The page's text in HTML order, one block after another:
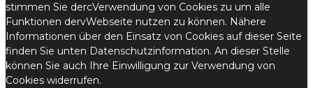
stimmen Sie dercVerwendung von Cookies zu um alle
Funktionen dervWebseite nutzen zu können. Nähere
Informationen über den Einsatz von Cookies auf dieser Seite
finden Sie unten Datenschutzinformation. An dieser Stelle
können Sie auch Ihre Einwilligung zur Verwendung von
Cookies widerrufen.